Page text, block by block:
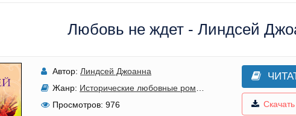
Любовь не ждет - Линдсей
Автор: Линдсей Джоанна
Жанр: Исторические любовные романы
Просмотров: 976